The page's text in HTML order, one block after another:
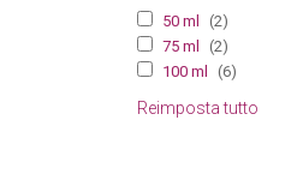
50 ml
(2)
75 ml
(2)
100 ml
(6)
Reimposta tutto